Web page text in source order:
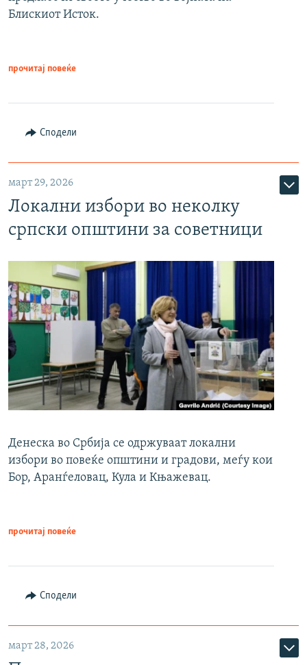
Блискиот Исток.
прочитај повеќе
Сподели
март 29, 2026
Локални избори во неколку
српски општини за советници
Денеска во Србија се одржуваат локални
избори во повеќе општини и градови, меѓу кои
Бор, Аранѓеловац, Кула и Књажевац.
прочитај повеќе
Сподели
март 28, 2026